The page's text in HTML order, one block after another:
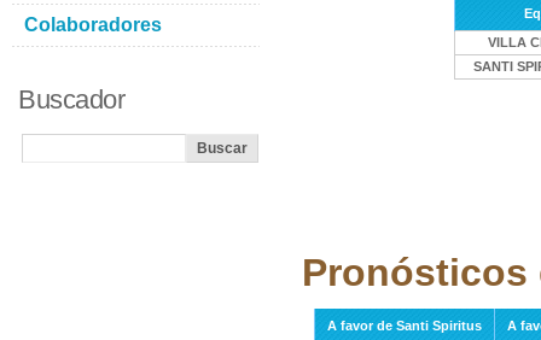
VILLA
SANTI
Pronósticos
A favor de Santi Spiritus
A
Colaboradores
Buscador